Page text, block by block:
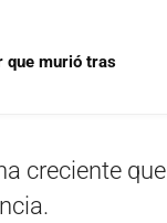
que murió tras
creciente que